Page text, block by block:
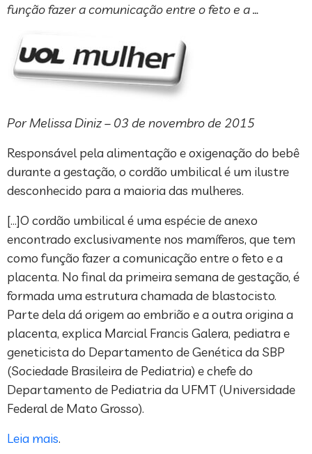
função fazer a comunicação entre o feto e a …
Por Melissa Diniz – 03 de novembro de 2015
Responsável pela alimentação e oxigenação do bebê
durante a gestação, o cordão umbilical é um ilustre
desconhecido para a maioria das mulheres.
[…]O cordão umbilical é uma espécie de anexo
encontrado exclusivamente nos mamíferos, que tem
como função fazer a comunicação entre o feto e a
placenta. No final da primeira semana de gestação, é
formada uma estrutura chamada de blastocisto.
Parte dela dá origem ao embrião e a outra origina a
placenta, explica Marcial Francis Galera, pediatra e
geneticista do Departamento de Genética da SBP
(Sociedade Brasileira de Pediatria) e chefe do
Departamento de Pediatria da UFMT (Universidade
Federal de Mato Grosso).
Leia mais.